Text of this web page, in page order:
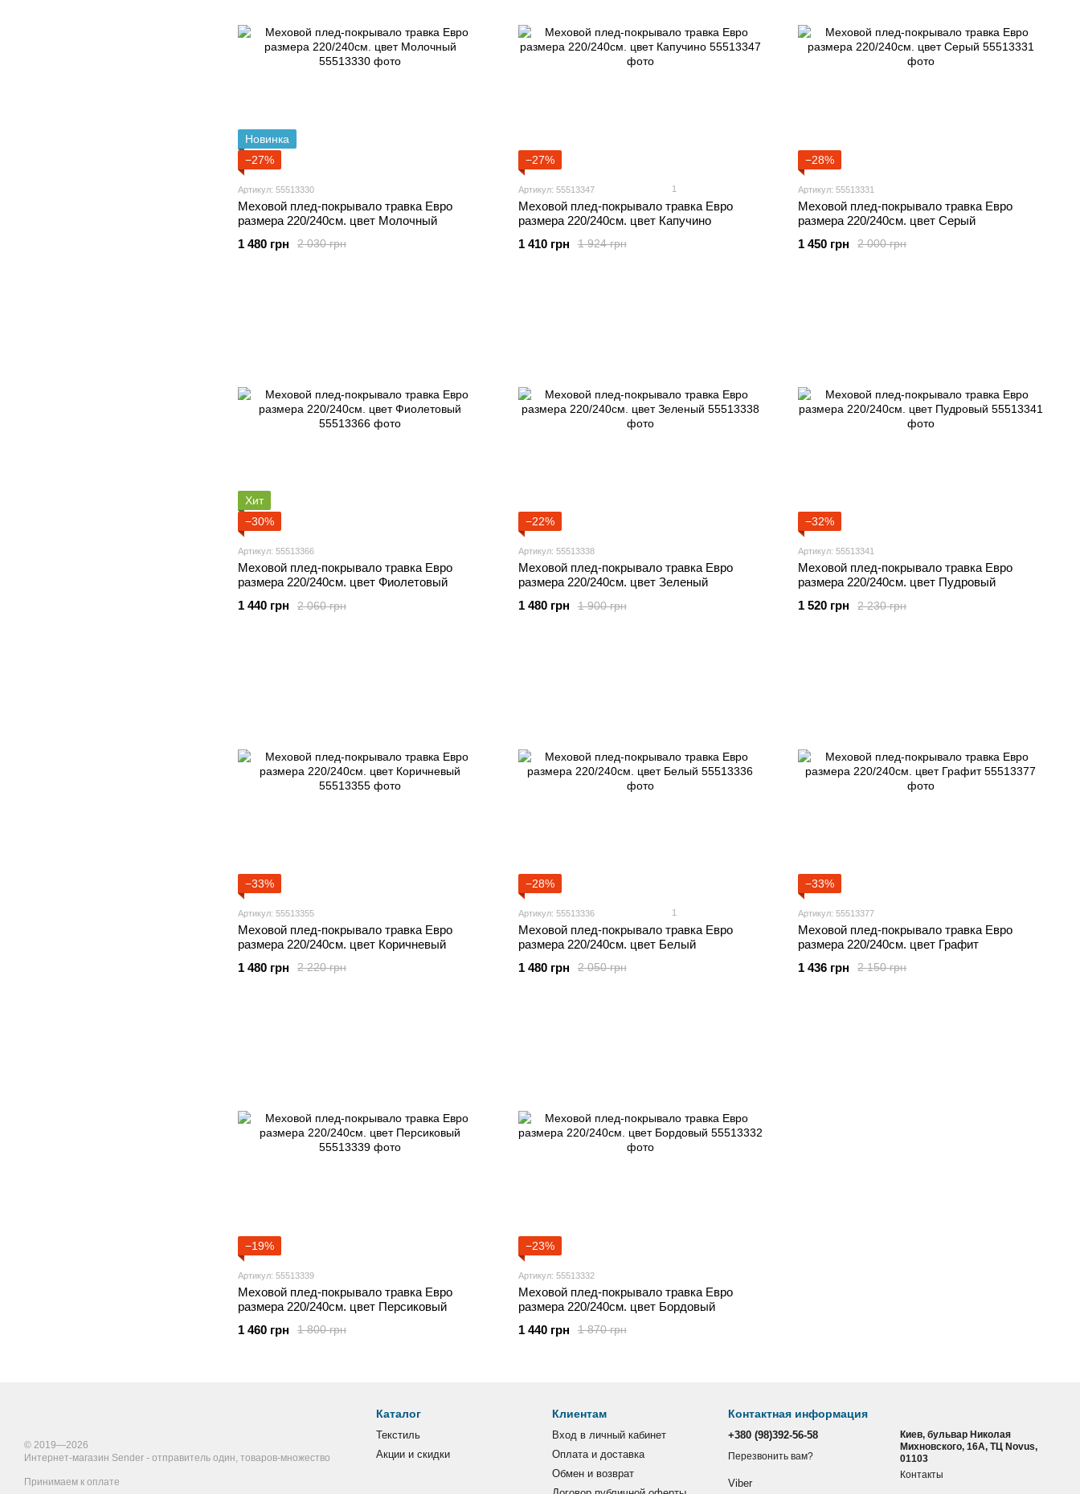
Новинка
−27%
Артикул: 55513330
Меховой плед-покрывало травка Евро
размера 220/240см. цвет Молочный
2 030 грн
1 480 грн
−27%
Артикул: 55513347 1
Меховой плед-покрывало травка Евро
размера 220/240см. цвет Капучино
1 924 грн
1 410 грн
−28%
Артикул: 55513331
Меховой плед-покрывало травка Евро
размера 220/240см. цвет Серый
2 000 грн
1 450 грн
Хит
−30%
Артикул: 55513366
Меховой плед-покрывало травка Евро
размера 220/240см. цвет Фиолетовый
2 060 грн
1 440 грн
−22%
Артикул: 55513338
Меховой плед-покрывало травка Евро
размера 220/240см. цвет Зеленый
1 900 грн
1 480 грн
−32%
Артикул: 55513341
Меховой плед-покрывало травка Евро
размера 220/240см. цвет Пудровый
2 230 грн
1 520 грн
−33%
Артикул: 55513355
Меховой плед-покрывало травка Евро
размера 220/240см. цвет Коричневый
2 220 грн
1 480 грн
−28%
Артикул: 55513336 1
Меховой плед-покрывало травка Евро
размера 220/240см. цвет Белый
2 050 грн
1 480 грн
−33%
Артикул: 55513377
Меховой плед-покрывало травка Евро
размера 220/240см. цвет Графит
2 150 грн
1 436 грн
−19%
Артикул: 55513339
Меховой плед-покрывало травка Евро
размера 220/240см. цвет Персиковый
1 800 грн
1 460 грн
−23%
Артикул: 55513332
Меховой плед-покрывало травка Евро
размера 220/240см. цвет Бордовый
1 870 грн
1 440 грн
© 2019—2026
Интернет-магазин Sender - отправитель один, товаров-множество
Принимаем к оплате
Каталог
Текстиль
Акции и скидки
Клиентам
Вход в личный кабинет
Оплата и доставка
Обмен и возврат
Контактная информация
+380 (98)392-56-58
Перезвонить вам?
Viber
Киев, бульвар Николая
Михновского, 16А, ТЦ Novus,
01103
Контакты